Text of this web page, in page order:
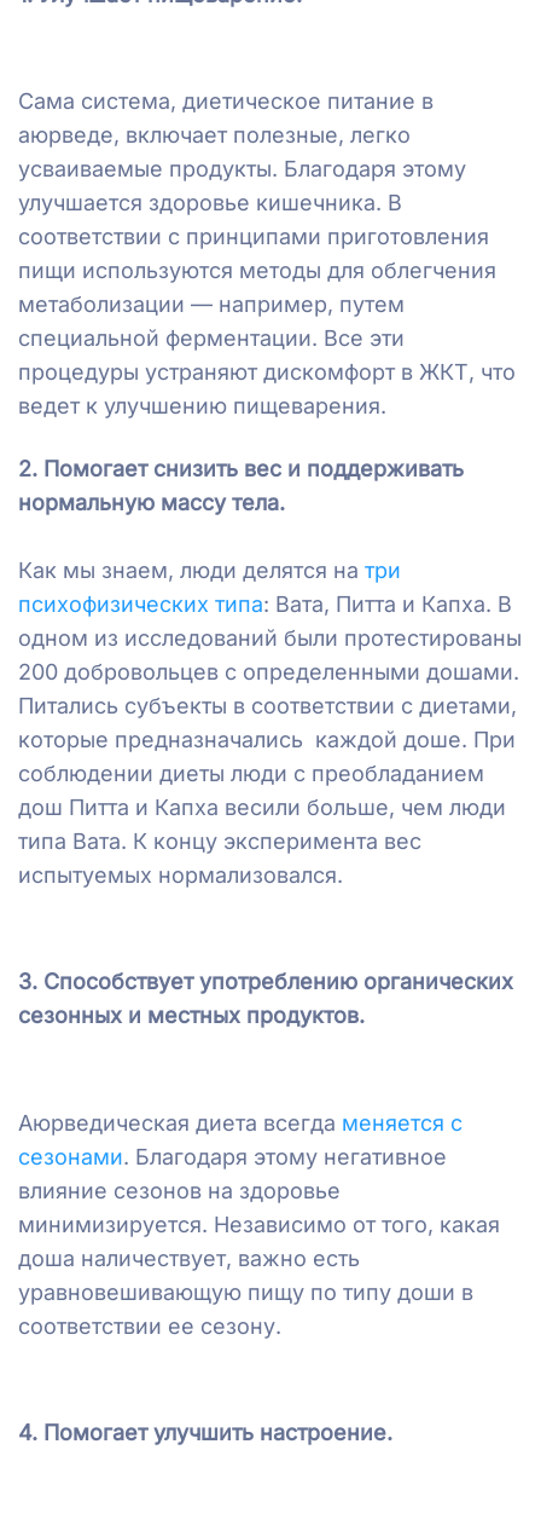
Сама система, диетическое питание в
аюрведе, включает полезные, легко
усваиваемые продукты. Благодаря этому
улучшается здоровье кишечника. В
соответствии с принципами приготовления
пищи используются методы для облегчения
метаболизации — например, путем
специальной ферментации. Все эти
процедуры устраняют дискомфорт в ЖКТ, что
ведет к улучшению пищеварения.
2. Помогает снизить вес и поддерживать
нормальную массу тела.
Как мы знаем, люди делятся на три
психофизических типа: Вата, Питта и Капха. В
одном из исследований были протестированы
200 добровольцев с определенными дошами.
Питались субъекты в соответствии с диетами,
которые предназначались каждой доше. При
соблюдении диеты люди с преобладанием
дош Питта и Капха весили больше, чем люди
типа Вата. К концу эксперимента вес
испытуемых нормализовался.
3. Способствует употреблению органических
сезонных и местных продуктов.
Аюрведическая диета всегда меняется с
сезонами. Благодаря этому негативное
влияние сезонов на здоровье
минимизируется. Независимо от того, какая
доша наличествует, важно есть
уравновешивающую пищу по типу доши в
соответствии ее сезону.
4. Помогает улучшить настроение.